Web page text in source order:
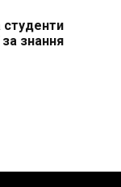
студенти
знання